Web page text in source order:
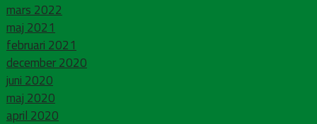
mars 2022
maj 2021
februari 2021
december 2020
juni 2020
maj 2020
april 2020